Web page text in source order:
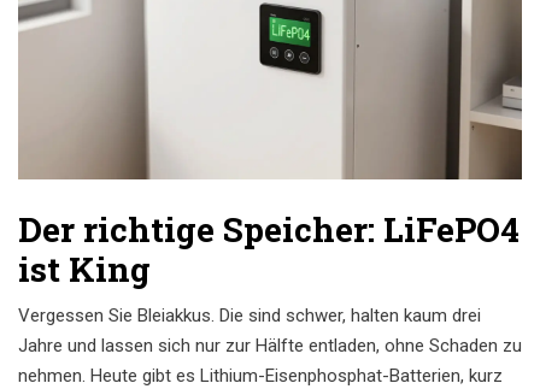
Der richtige Speicher: LiFePO4
ist King
Vergessen Sie Bleiakkus. Die sind schwer, halten kaum drei
Jahre und lassen sich nur zur Hälfte entladen, ohne Schaden zu
nehmen. Heute gibt es Lithium-Eisenphosphat-Batterien, kurz